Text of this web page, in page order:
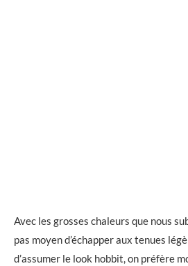
Avec les grosses chaleurs que nous
pas moyen d’échapper aux tenues
d’assumer le look hobbit, on préfère